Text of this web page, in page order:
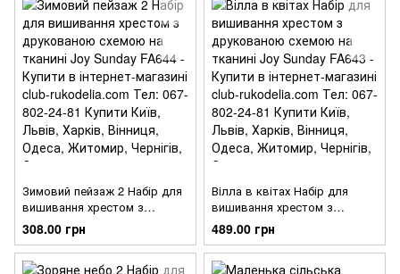
Зимовий пейзаж 2 Набір для
вишивання хрестом з
друкованою схемою на
тканині Joy Sunday FA644
308.00 грн
Вілла в квітах Набір для
вишивання хрестом з
друкованою схемою на
тканині Joy Sunday FA643
489.00 грн